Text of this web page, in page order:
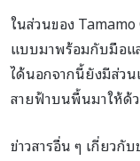
ในส่วนของ
แบบมาพร้อมกับมือแ
ได้นอกจากนี้ยังมีส่วน
สายฟ้าบนพื้นมาให้ด้
ข่าวสารอื่น ๆ เกี่ยวกั